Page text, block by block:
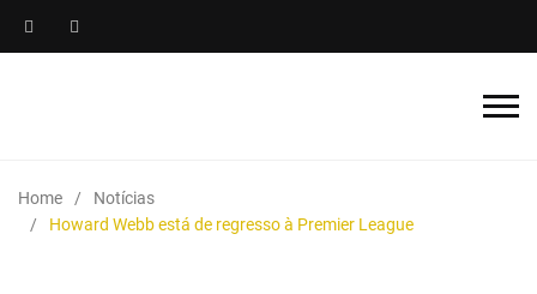
Home
Notícias
Howard Webb está de regresso à Premier League